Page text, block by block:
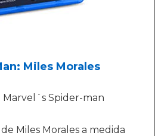
Miles Morales
Spider-man
Miles Morales a medida